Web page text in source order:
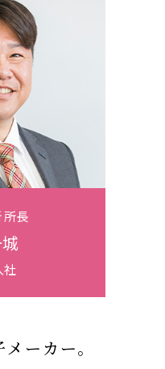
所長
社
ーカー。